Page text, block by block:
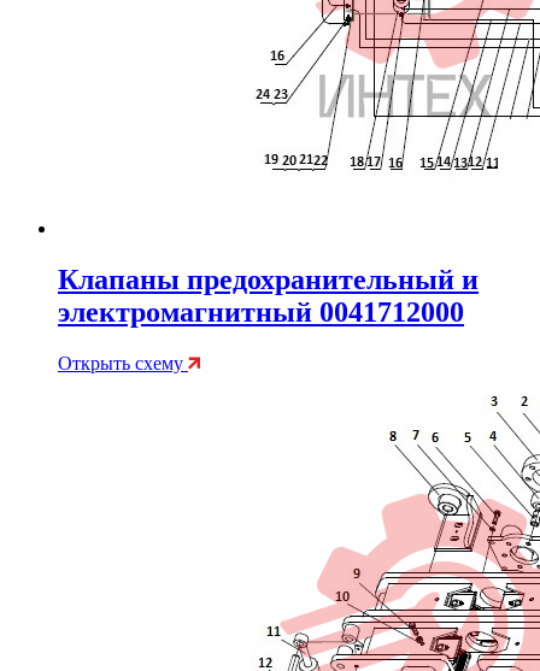
Клапаны предохранительный и
электромагнитный 0041712000
Открыть схему